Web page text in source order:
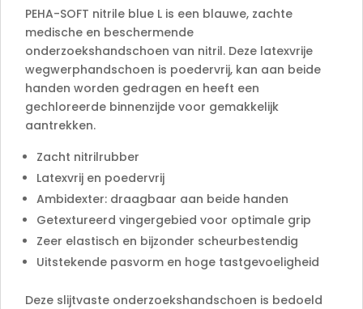
PEHA-SOFT nitrile blue L is een blauwe, zachte
medische en beschermende
onderzoekshandschoen van nitril. Deze latexvrije
wegwerphandschoen is poedervrij, kan aan beide
handen worden gedragen en heeft een
gechloreerde binnenzijde voor gemakkelijk
aantrekken.
Zacht nitrilrubber
Latexvrij en poedervrij
Ambidexter: draagbaar aan beide handen
Getextureerd vingergebied voor optimale grip
Zeer elastisch en bijzonder scheurbestendig
Uitstekende pasvorm en hoge tastgevoeligheid
Deze slijtvaste onderzoekshandschoen is bedoeld